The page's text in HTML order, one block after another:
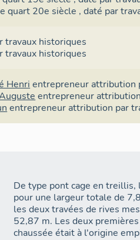
quart 20e siècle ,daté par
travaux historiques
travaux historiques
Henri entrepreneur attribution
entrepreneur
entrepreneur attribution par
De type pont cage en
pour une largeur totale de
les deux travées de rives
52,87 m. Les deux
chaussée était à l'origine